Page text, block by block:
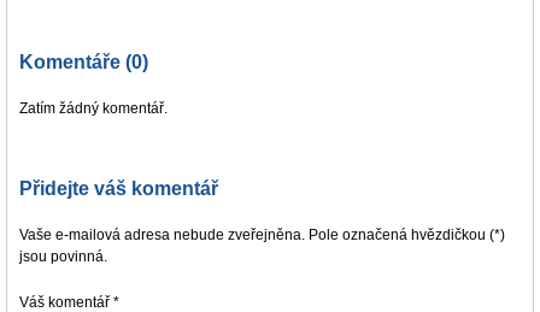
Komentáře (0)
Zatím žádný komentář.
Přidejte váš komentář
Vaše e-mailová adresa nebude zveřejněna. Pole označená hvězdičkou (*)
jsou povinná.
Váš komentář *